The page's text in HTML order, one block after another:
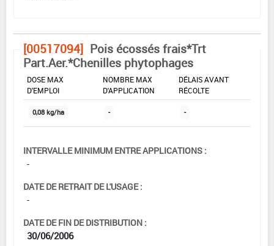
[00517094] Pois écossés frais*Trt
Part.Aer.*Chenilles phytophages
DOSE MAX
D'EMPLOI
NOMBRE MAX
D'APPLICATION
DÉLAIS AVANT
RÉCOLTE
0,08 kg/ha - -
INTERVALLE MINIMUM ENTRE APPLICATIONS :
-
DATE DE RETRAIT DE L'USAGE :
-
DATE DE FIN DE DISTRIBUTION :
30/06/2006